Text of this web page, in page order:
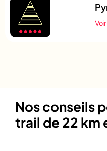
Nos conseils
trail de 22 km